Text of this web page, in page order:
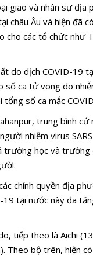
giao và nhân sự địa
châu Âu và hiện đã
cho các tổ chức như
do dịch COVID-19
ca tử vong do
số ca mắc
trung bình
nhiễm virus
học và trường
chính quyền địa
tại nước này đã
tiếp theo là Aichi
Theo bộ trên, hiện